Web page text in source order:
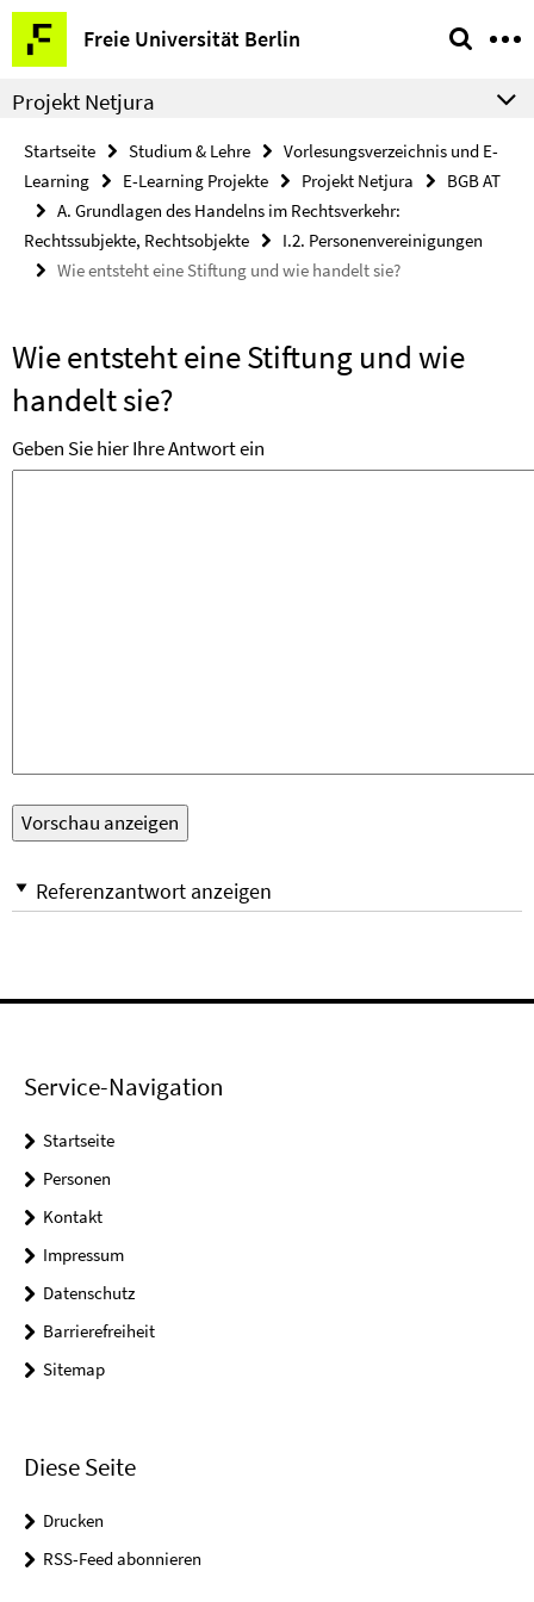
Springe
direkt
zu
Inhalt
Freie Universität Berlin
Service-
Navigation
Projekt Netjura
Startseite Studium & Lehre
Vorlesungsverzeichnis und E-
Learning
E-Learning Projekte Projekt Netjura
BGB AT
A. Grundlagen des Handelns im Rechtsverkehr:
Rechtssubjekte, Rechtsobjekte
I.2. Personenvereinigungen
Wie entsteht eine Stiftung und wie handelt sie?
Wie entsteht eine Stiftung und wie
handelt sie?
Geben Sie hier Ihre Antwort ein
Referenzantwort anzeigen
Service-Navigation
Startseite
Personen
Kontakt
Impressum
Datenschutz
Barrierefreiheit
Sitemap
Diese Seite
Drucken
RSS-Feed abonnieren